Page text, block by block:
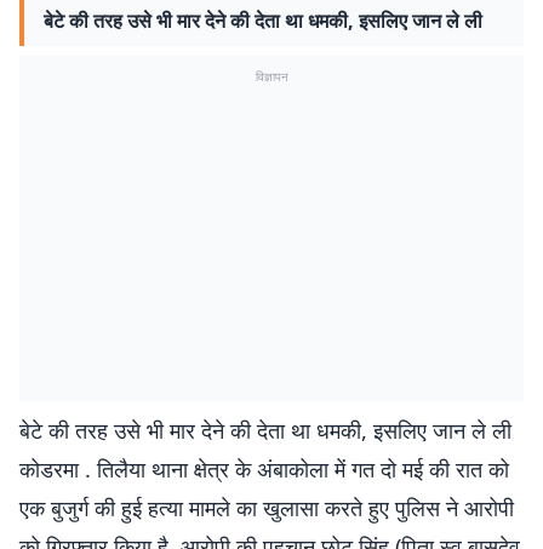
बेटे की तरह उसे भी मार देने की देता था धमकी, इसलिए जान ले ली
विज्ञापन
बेटे की तरह उसे भी मार देने की देता था धमकी, इसलिए जान ले ली
कोडरमा . तिलैया थाना क्षेत्र के अंबाकोला में गत दो मई की रात को
एक बुजुर्ग की हुई हत्या मामले का खुलासा करते हुए पुलिस ने आरोपी